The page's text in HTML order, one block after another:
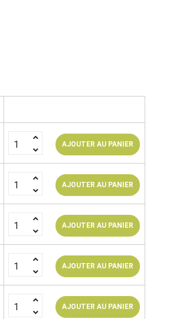
AJOUTER AU PANIER
AJOUTER AU PANIER
AJOUTER AU PANIER
AJOUTER AU PANIER
AJOUTER AU PANIER